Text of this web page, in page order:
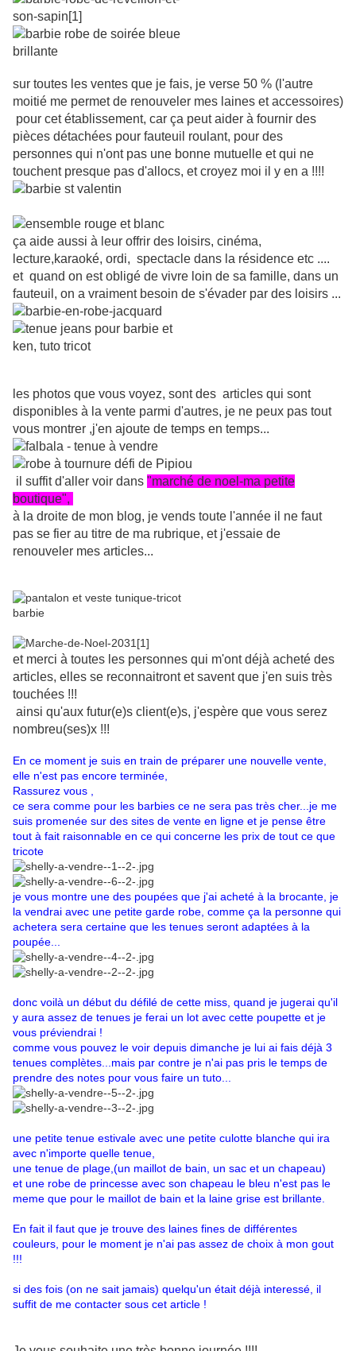
sur toutes les ventes que je fais, je verse 50 % (l'autre
moitié me permet de renouveler mes laines et accessoires)
pour cet établissement, car ça peut aider à fournir des
pièces détachées pour fauteuil roulant, pour des
personnes qui n'ont pas une bonne mutuelle et qui ne
touchent presque pas d'allocs, et croyez moi il y en a !!!!
ça aide aussi à leur offrir des loisirs, cinéma,
lecture,karaoké, ordi, spectacle dans la résidence etc ....
et quand on est obligé de vivre loin de sa famille, dans un
fauteuil, on a vraiment besoin de s'évader par des loisirs ...
les photos que vous voyez, sont des articles qui sont
disponibles à la vente parmi d'autres, je ne peux pas tout
vous montrer ,j'en ajoute de temps en temps...
il suffit d'aller voir dans "marché de noel-ma petite
boutique",
à la droite de mon blog, je vends toute l'année il ne faut
pas se fier au titre de ma rubrique, et j'essaie de
renouveler mes articles...
et merci à toutes les personnes qui m'ont déjà acheté des
articles, elles se reconnaitront et savent que j'en suis très
touchées !!!
ainsi qu'aux futur(e)s client(e)s, j'espère que vous serez
nombreu(ses)x !!!
En ce moment je suis en train de préparer une nouvelle vente,
elle n'est pas encore terminée,
Rassurez vous ,
ce sera comme pour les barbies ce ne sera pas très cher...je me
suis promenée sur des sites de vente en ligne et je pense être
tout à fait raisonnable en ce qui concerne les prix de tout ce que
tricote
je vous montre une des poupées que j'ai acheté à la brocante, je
la vendrai avec une petite garde robe, comme ça la personne qui
achetera sera certaine que les tenues seront adaptées à la
poupée...
donc voilà un début du défilé de cette miss, quand je jugerai qu'il
y aura assez de tenues je ferai un lot avec cette poupette et je
vous préviendrai !
comme vous pouvez le voir depuis dimanche je lui ai fais déjà 3
tenues complètes...mais par contre je n'ai pas pris le temps de
prendre des notes pour vous faire un tuto...
une petite tenue estivale avec une petite culotte blanche qui ira
avec n'importe quelle tenue,
une tenue de plage,(un maillot de bain, un sac et un chapeau)
et une robe de princesse avec son chapeau le bleu n'est pas le
meme que pour le maillot de bain et la laine grise est brillante.
En fait il faut que je trouve des laines fines de différentes
couleurs, pour le moment je n'ai pas assez de choix à mon gout
!!!
si des fois (on ne sait jamais) quelqu'un était déjà interessé, il
suffit de me contacter sous cet article !